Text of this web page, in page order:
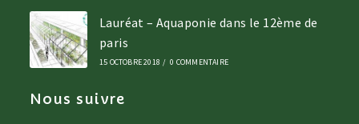
Lauréat – Aquaponie dans le 12ème de
paris
15 OCTOBRE 2018 / 0 COMMENTAIRE
Nous suivre